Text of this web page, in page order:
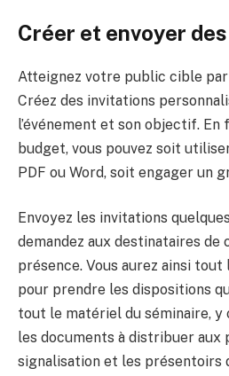
Créer et envoyer
Atteignez votre public cible
Créez des invitations
l’événement et son objectif.
budget, vous pouvez soit
PDF ou Word, soit engager un
Envoyez les invitations
demandez aux destinataires
présence. Vous aurez ainsi
pour prendre les dispositions
tout le matériel du séminaire, y
les documents à distribuer aux
signalisation et les présentoirs